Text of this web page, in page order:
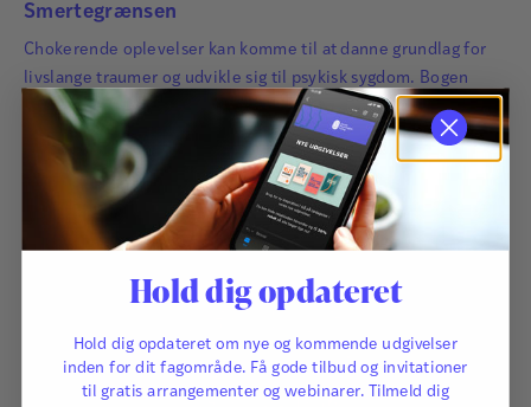
Smertegrænsen
Chokerende oplevelser kan komme til at danne grundlag for
livslange traumer og udvikle sig til psykisk sygdom. Bogen
fokuserer på personlighedsforstyrrelsen borderline.
330,00 kr.
Hold dig opdateret
Hold dig opdateret om nye og kommende udgivelser
inden for dit fagområde. Få gode tilbud og invitationer
til gratis arrangementer og webinarer. Tilmeld dig